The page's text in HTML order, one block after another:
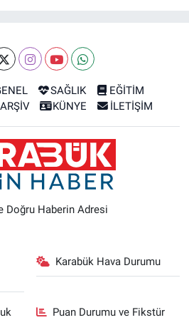
SAĞLIK
EĞİTİM
ARŞİV KÜNYE İLETİŞİM
Doğru Haberin Adresi
Karabük Hava Durumu
Puan Durumu ve Fikstür